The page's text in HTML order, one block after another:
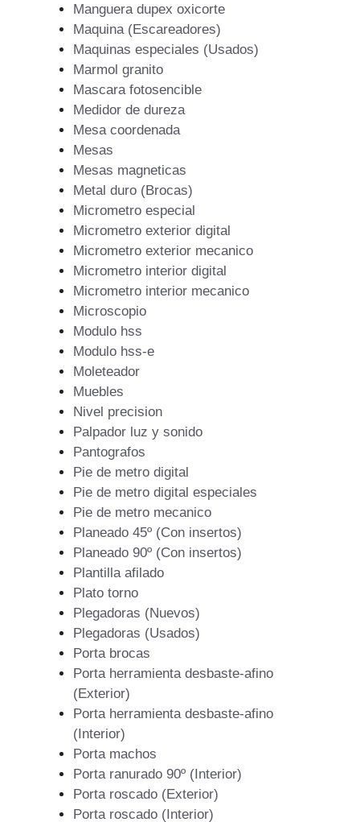
Manguera dupex oxicorte
Maquina (Escareadores)
Maquinas especiales (Usados)
Marmol granito
Mascara fotosencible
Medidor de dureza
Mesa coordenada
Mesas
Mesas magneticas
Metal duro (Brocas)
Micrometro especial
Micrometro exterior digital
Micrometro exterior mecanico
Micrometro interior digital
Micrometro interior mecanico
Microscopio
Modulo hss
Modulo hss-e
Moleteador
Muebles
Nivel precision
Palpador luz y sonido
Pantografos
Pie de metro digital
Pie de metro digital especiales
Pie de metro mecanico
Planeado 45º (Con insertos)
Planeado 90º (Con insertos)
Plantilla afilado
Plato torno
Plegadoras (Nuevos)
Plegadoras (Usados)
Porta brocas
Porta herramienta desbaste-afino
(Exterior)
Porta herramienta desbaste-afino
(Interior)
Porta machos
Porta ranurado 90º (Interior)
Porta roscado (Exterior)
Porta roscado (Interior)